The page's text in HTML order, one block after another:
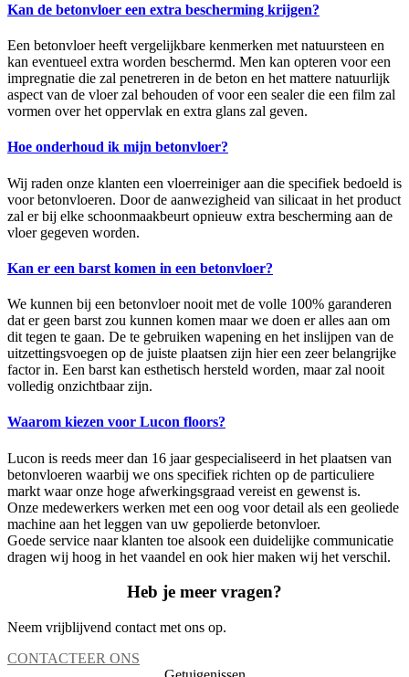
Kan de betonvloer een extra bescherming krijgen?
Een betonvloer heeft vergelijkbare kenmerken met natuursteen en
kan eventueel extra worden beschermd. Men kan opteren voor een
impregnatie die zal penetreren in de beton en het mattere natuurlijk
aspect van de vloer zal behouden of voor een sealer die een film zal
vormen over het oppervlak en extra glans zal geven.
Hoe onderhoud ik mijn betonvloer?
Wij raden onze klanten een vloerreiniger aan die specifiek bedoeld is
voor betonvloeren. Door de aanwezigheid van silicaat in het product
zal er bij elke schoonmaakbeurt opnieuw extra bescherming aan de
vloer gegeven worden.
Kan er een barst komen in een betonvloer?
We kunnen bij een betonvloer nooit met de volle 100% garanderen
dat er geen barst zou kunnen komen maar we doen er alles aan om
dit tegen te gaan. De te gebruiken wapening en het inslijpen van de
uitzettingsvoegen op de juiste plaatsen zijn hier een zeer belangrijke
factor in. Een barst kan esthetisch hersteld worden, maar zal nooit
volledig onzichtbaar zijn.
Waarom kiezen voor Lucon floors?
Lucon is reeds meer dan 16 jaar gespecialiseerd in het plaatsen van
betonvloeren waarbij we ons specifiek richten op de particuliere
markt waar onze hoge afwerkingsgraad vereist en gewenst is.
Onze medewerkers werken met een oog voor detail als een geoliede
machine aan het leggen van uw gepolierde betonvloer.
Goede service naar klanten toe alsook een duidelijke communicatie
dragen wij hoog in het vaandel en ook hier maken wij het verschil.
Heb je meer vragen?
Neem vrijblijvend contact met ons op.
CONTACTEER ONS